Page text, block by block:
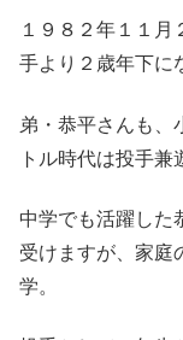
１９８２年１１
手より２歳年下に
弟・恭平さんも、
トル時代は投手兼
中学でも活躍した
受けますが、家庭
学。